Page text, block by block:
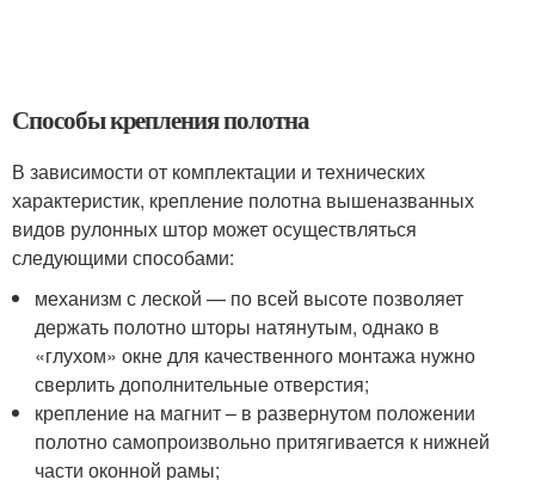
Способы крепления полотна
В зависимости от комплектации и технических
характеристик, крепление полотна вышеназванных
видов рулонных штор может осуществляться
следующими способами:
механизм с леской — по всей высоте позволяет
держать полотно шторы натянутым, однако в
«глухом» окне для качественного монтажа нужно
сверлить дополнительные отверстия;
крепление на магнит – в развернутом положении
полотно самопроизвольно притягивается к нижней
части оконной рамы;